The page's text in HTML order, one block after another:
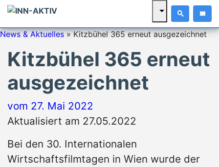
News & Aktuelles»Kitzbühel 365 erneut ausgezeichnet
Kitzbühel 365 erneut
ausgezeichnet
vom 27. Mai 2022
Aktualisiert am 27.05.2022
Bei den 30. Internationalen
Wirtschaftsfilmtagen in Wien wurde der